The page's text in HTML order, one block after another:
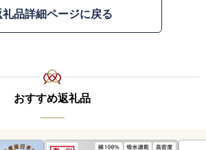
礼品詳細ページに戻る
おすすめ返礼品